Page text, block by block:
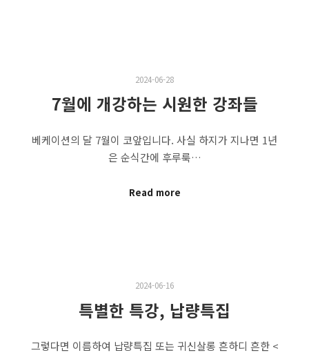
2024-06-28
7월에 개강하는 시원한 강좌들
베케이션의 달 7월이 코앞입니다. 사실 하지가 지나면 1년
은 순식간에 후루룩…
Read more
2024-06-16
특별한 특강, 납량특집
그렇다면 이름하여 납량특집 또는 귀신살롱 흔하디 흔한 <